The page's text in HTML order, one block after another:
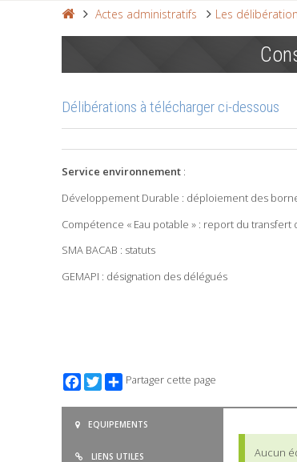
Actes administratifs Les
Délibérations à télécharger ci-dessous
Service environnement:
Développement Durable : déploiement des
Compétence « Eau potable » : report du
SMA BACAB : statuts
GEMAPI : désignation des délégués
FacebookTwitterPartager cette page
EQUIPEMENTS
LIENS UTILES Aucun